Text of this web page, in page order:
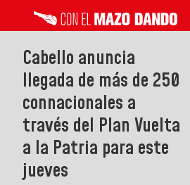
Cabello anuncia
llegada de más de 250
connacionales a
través del Plan Vuelta
a la Patria para este
jueves